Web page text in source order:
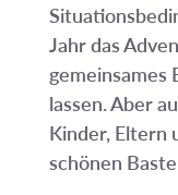
Jahr das
gemeinsames
lassen. Aber
Kinder, Eltern
schönen